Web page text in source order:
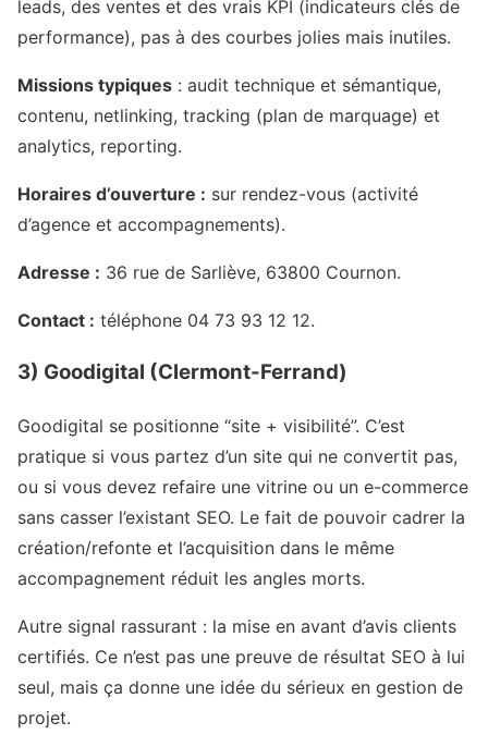
leads, des ventes et des vrais KPI (indicateurs clés de
performance), pas à des courbes jolies mais inutiles.
Missions typiques : audit technique et sémantique,
contenu, netlinking, tracking (plan de marquage) et
analytics, reporting.
Horaires d’ouverture : sur rendez-vous (activité
d’agence et accompagnements).
Adresse : 36 rue de Sarliève, 63800 Cournon.
Contact : téléphone 04 73 93 12 12.
3) Goodigital (Clermont-Ferrand)
Goodigital se positionne “site + visibilité”. C’est
pratique si vous partez d’un site qui ne convertit pas,
ou si vous devez refaire une vitrine ou un e-commerce
sans casser l’existant SEO. Le fait de pouvoir cadrer la
création/refonte et l’acquisition dans le même
accompagnement réduit les angles morts.
Autre signal rassurant : la mise en avant d’avis clients
certifiés. Ce n’est pas une preuve de résultat SEO à lui
seul, mais ça donne une idée du sérieux en gestion de
projet.